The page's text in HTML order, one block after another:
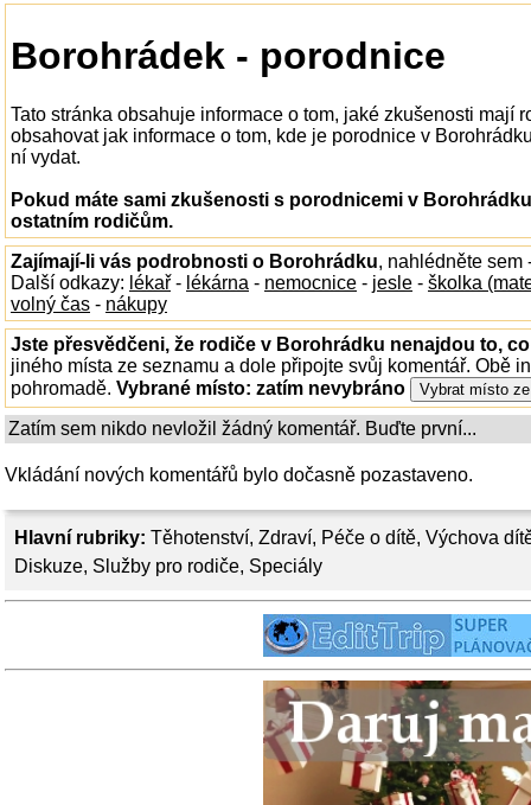
Hlavní rubriky: Těhotenství, Zdraví, Péče o dítě, Výchova
Diskuze, Služby pro rodiče, Speciály
Borohrádek - porodnice
Tato stránka obsahuje informace o tom, jaké zkušenosti mají
obsahovat jak informace o tom, kde je porodnice v
ní vydat.
Pokud máte sami zkušenosti s porodnicemi v
ostatním rodičům.
Zajímají-li vás podrobnosti o Borohrádku, nahlédněte sem
Další odkazy: lékař - lékárna - nemocnice - jesle - školka
volný čas - nákupy
Jste přesvědčeni, že rodiče v Borohrádku nenajdou to,
jiného místa ze seznamu a dole připojte svůj komentář. Obě
pohromadě. Vybrané místo: zatím nevybráno
Zatím sem nikdo nevložil žádný komentář. Buďte první...
Vkládání nových komentářů bylo dočasně pozastaveno.